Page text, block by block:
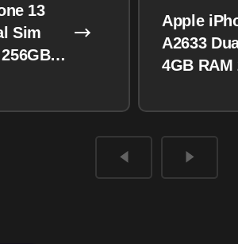
13
Sim
Apple
A2633
4GB RAM